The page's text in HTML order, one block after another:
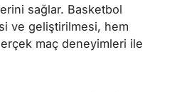
sağlar. Basketbol
ve geliştirilmesi, hem
maç deneyimleri ile